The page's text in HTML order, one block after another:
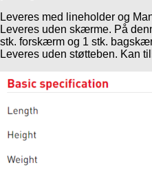
Leveres med lineholder og
Leveres uden skærme. På
stk. forskærm og 1 stk.
Leveres uden støtteben. Kan